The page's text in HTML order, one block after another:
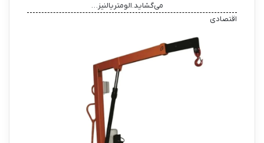
می‌گشاید.الومتریالنیز…
اقتصادی